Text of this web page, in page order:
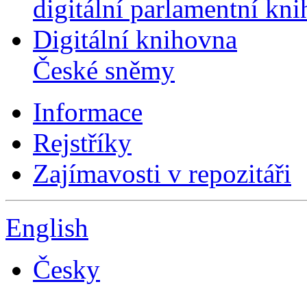
digitální parlamentní
Digitální knihovna
České sněmy
Informace
Rejstříky
Zajímavosti v repozitáři
English
Česky